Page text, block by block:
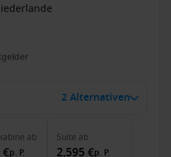
2 Alternativen
ab
€p. P.
Suite ab
2,595 €p. P.